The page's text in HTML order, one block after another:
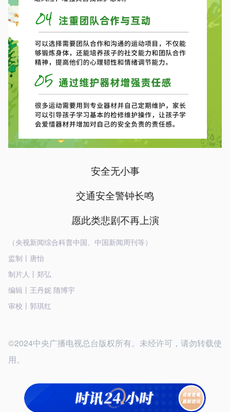
安全无小事
交通安全警钟长鸣
愿此类悲剧不再上演
（央视新闻综合科普中国、中国新闻周刊等）
监制丨唐怡
制片人丨郑弘
编辑丨王丹妮 隋博宇
审校丨郭琪红
©2024中央广播电视总台版权所有。未经许可，请勿转载使
用。